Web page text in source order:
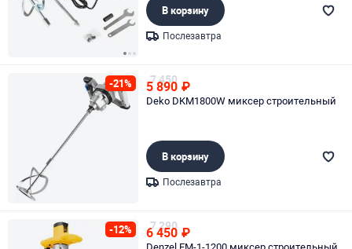
В корзину
Послезавтра
-21% 7 450
5 890 ₽
Deko DKM1800W миксер строительный
В корзину
Послезавтра
-12% 7 290
6 450 ₽